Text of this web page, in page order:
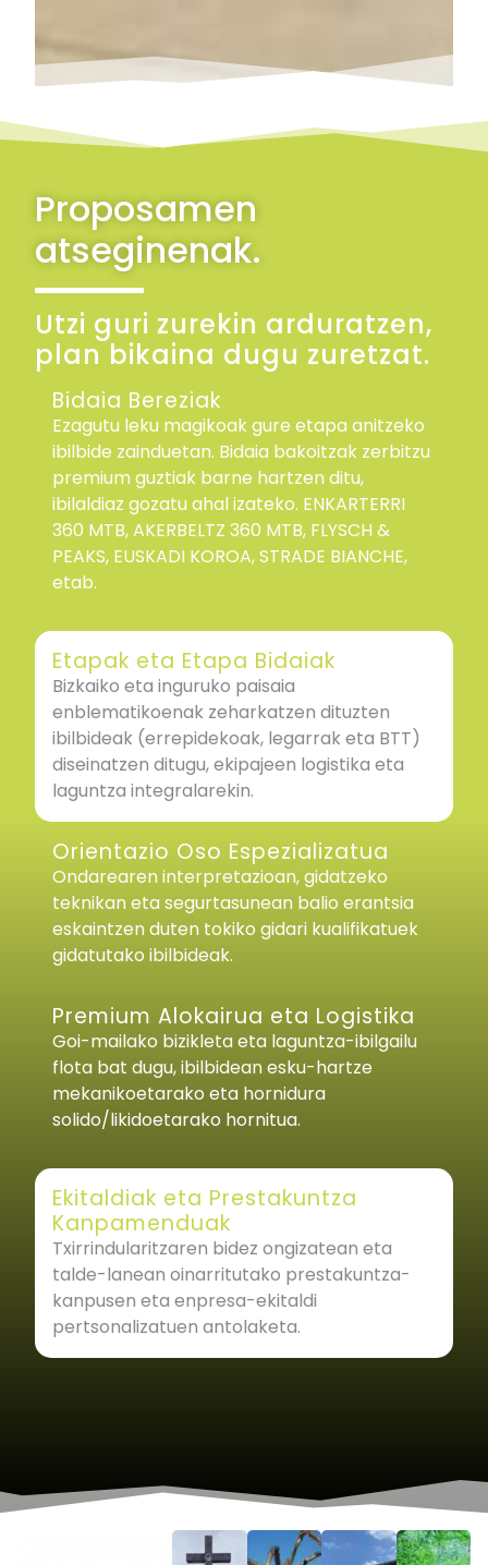
Proposamen
atseginenak.
Utzi guri zurekin arduratzen,
plan bikaina dugu zuretzat.
Bidaia Bereziak
Ezagutu leku magikoak gure etapa anitzeko
ibilbide zainduetan. Bidaia bakoitzak zerbitzu
premium guztiak barne hartzen ditu,
ibilaldiaz gozatu ahal izateko. ENKARTERRI
360 MTB, AKERBELTZ 360 MTB, FLYSCH &
PEAKS, EUSKADI KOROA, STRADE BIANCHE,
etab.
Etapak eta Etapa Bidaiak
Bizkaiko eta inguruko paisaia
enblematikoenak zeharkatzen dituzten
ibilbideak (errepidekoak, legarrak eta BTT)
diseinatzen ditugu, ekipajeen logistika eta
laguntza integralarekin.
Orientazio Oso Espezializatua
Ondarearen interpretazioan, gidatzeko
teknikan eta segurtasunean balio erantsia
eskaintzen duten tokiko gidari kualifikatuek
gidatutako ibilbideak.
Premium Alokairua eta Logistika
Goi-mailako bizikleta eta laguntza-ibilgailu
flota bat dugu, ibilbidean esku-hartze
mekanikoetarako eta hornidura
solido/likidoetarako hornitua.
Ekitaldiak eta Prestakuntza
Kanpamenduak
Txirrindularitzaren bidez ongizatean eta
talde-lanean oinarritutako prestakuntza-
kanpusen eta enpresa-ekitaldi
pertsonalizatuen antolaketa.